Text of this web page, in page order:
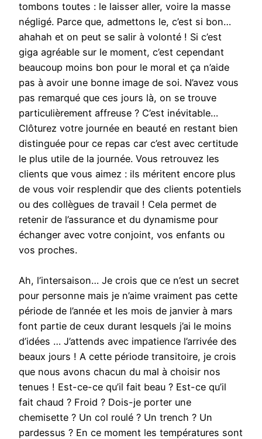
tombons toutes : le laisser aller, voire la masse
négligé. Parce que, admettons le, c’est si bon…
ahahah et on peut se salir à volonté ! Si c’est
giga agréable sur le moment, c’est cependant
beaucoup moins bon pour le moral et ça n’aide
pas à avoir une bonne image de soi. N’avez vous
pas remarqué que ces jours là, on se trouve
particulièrement affreuse ? C’est inévitable…
Clôturez votre journée en beauté en restant bien
distinguée pour ce repas car c’est avec certitude
le plus utile de la journée. Vous retrouvez les
clients que vous aimez : ils méritent encore plus
de vous voir resplendir que des clients potentiels
ou des collègues de travail ! Cela permet de
retenir de l’assurance et du dynamisme pour
échanger avec votre conjoint, vos enfants ou
vos proches.
Ah, l’intersaison… Je crois que ce n’est un secret
pour personne mais je n’aime vraiment pas cette
période de l’année et les mois de janvier à mars
font partie de ceux durant lesquels j’ai le moins
d’idées … J’attends avec impatience l’arrivée des
beaux jours ! A cette période transitoire, je crois
que nous avons chacun du mal à choisir nos
tenues ! Est-ce-ce qu’il fait beau ? Est-ce qu’il
fait chaud ? Froid ? Dois-je porter une
chemisette ? Un col roulé ? Un trench ? Un
pardessus ? En ce moment les températures sont